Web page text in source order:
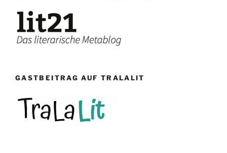
GASTBEITRAG AUF TRALALIT